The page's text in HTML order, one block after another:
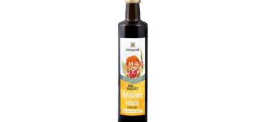
FIREMNÍ DÁRKY